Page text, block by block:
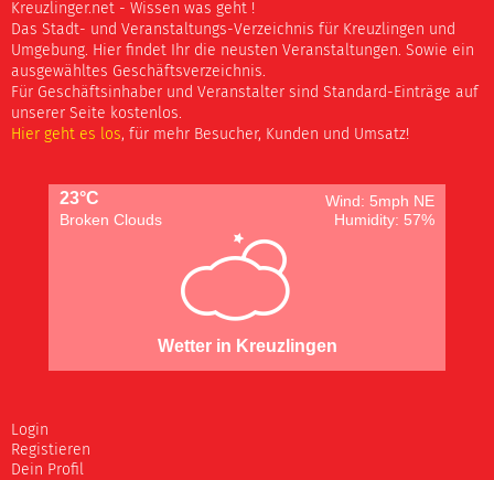
Kreuzlinger.net - Wissen was geht !
Das Stadt- und Veranstaltungs-Verzeichnis für Kreuzlingen und
Umgebung. Hier findet Ihr die neusten Veranstaltungen. Sowie ein
ausgewähltes Geschäftsverzeichnis.
Für Geschäftsinhaber und Veranstalter sind Standard-Einträge auf
unserer Seite kostenlos.
Hier geht es los, für mehr Besucher, Kunden und Umsatz!
23°C
Wind: 5mph NE
Broken Clouds
Humidity: 57%
Wetter in Kreuzlingen
Login
Registieren
Dein Profil